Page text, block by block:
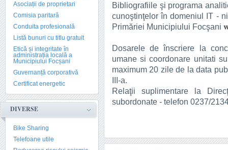
Asociații de proprietari
Comisia paritară
Conduita profesională
Listă bunuri cu titlu gratuit
Etică și integritate în
administrația locală a
Municipiului Focșani
Guvernanță corporativă
Certificat energetic
DIVERSE
Bike Sharing
Telefoane utile
Bibliografiile şi programa
cunoştinţelor în domeniul IT -
Primăriei Municipiului Focşani
Dosarele de înscriere la
umane si coordonare unitati
maximum 20 zile de la data
III-a.
Relaţii suplimentare la
subordonate - telefon 0237/